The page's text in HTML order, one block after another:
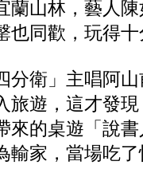
蘭山林，藝人
也同歡，玩得
分衛」主唱阿
旅遊，這才發
來的桌遊「說
輸家，當場吃